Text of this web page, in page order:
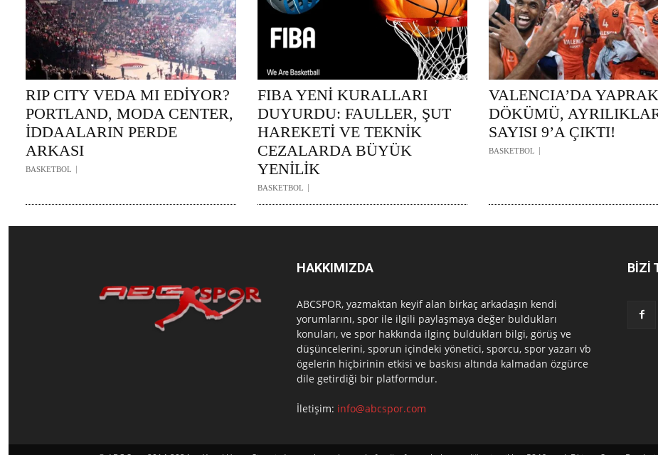
RIP CITY VEDA MI EDİYOR?
PORTLAND, MODA CENTER,
İDDAALARIN PERDE
ARKASI
BASKETBOL
FIBA YENİ KURALLARI
DUYURDU: FAULLER, ŞUT
HAREKETİ VE TEKNİK
CEZALARDA BÜYÜK
YENİLİK
BASKETBOL
VALENCIA’DA YAPRAK
DÖKÜMÜ,
SAYISI 9’A ÇIKTI!
BASKETBOL
HAKKIMIZDA
ABCSPOR, yazmaktan keyif alan birkaç arkadaşın kendi
yorumlarını, spor ile ilgili paylaşmaya değer buldukları
konuları, ve spor hakkında ilginç buldukları bilgi, görüş ve
düşüncelerini, sporun içindeki yönetici, sporcu, spor yazarı vb
ögelerin hiçbirinin etkisi ve baskısı altında kalmadan özgürce
dile getirdiği bir platformdur.
İletişim: info@abcspor.com
BİZİ